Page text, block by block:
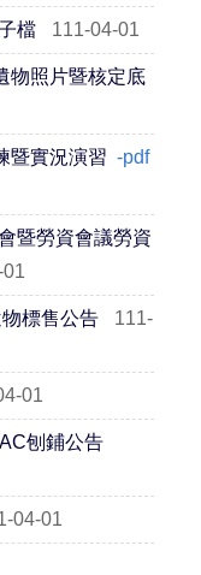
檔 111-04-01
物照片暨核定底
暨實況演習 -pdf
暨勞資會議勞資
標售公告
111-
01
刨鋪公告
04-01